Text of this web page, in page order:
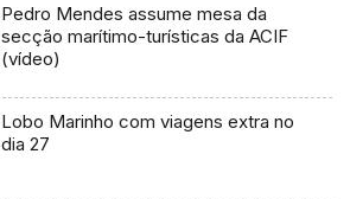
Pedro Mendes assume mesa da
secção marítimo-turísticas da ACIF
(vídeo)
Lobo Marinho com viagens extra no
dia 27